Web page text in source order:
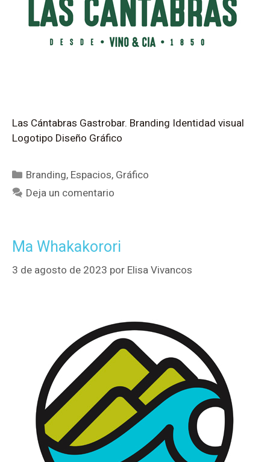
Las Cántabras Gastrobar. Branding Identidad visual
Logotipo Diseño Gráfico
Branding, Espacios, Gráfico
Deja un comentario
Ma Whakakorori
3 de agosto de 2023 por Elisa Vivancos